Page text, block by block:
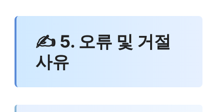
✍ 5. 오류 및 거절
사유